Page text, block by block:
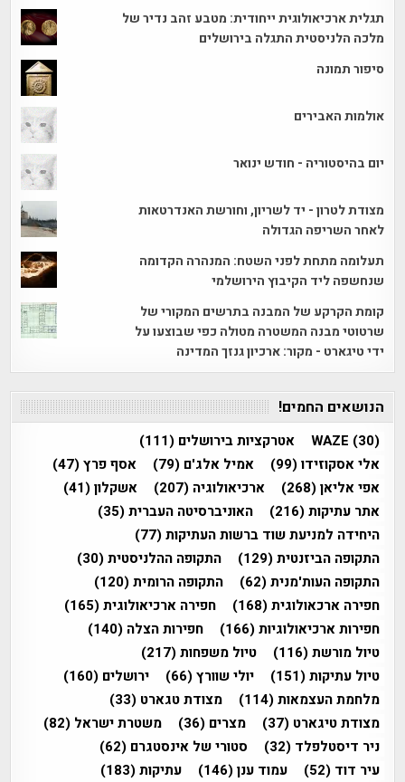
תגלית ארכיאולוגית ייחודית: מטבע זהב נדיר של
מלכה הלניסטית התגלה בירושלים
סיפור תמונה
אולמות האבירים
יום בהיסטוריה - חודש ינואר
מצודת לטרון - יד לשריון, וחורשת האנדרטאות
לאחר השריפה הגדולה
תעלומה מתחת לפני השטח: המנהרה הקדומה
שנחשפה ליד הקיבוץ הירושלמי
קומת הקרקע של המבנה בתרשים המקורי של
שרטוטי מבנה המשטרה מטולה כפי שבוצעו על
ידי טיגארט - מקור: ארכיון גנזך המדינה
הנושאים החמים!
WAZE (30) אטרקציות בירושלים (111)
אלי אסקוזידו(99) אמיל אלג'ם (79) אסף פרץ(47)
אפי אליאן(268) ארכיאולוגיה (207) אשקלון(41)
אתר עתיקות(216) האוניברסיטה העברית(35)
היחידה למניעת שוד ברשות העתיקות(77)
התקופה הביזנטית(129) התקופה ההלניסטית(30)
התקופה העות'מנית(62) התקופה הרומית(120)
חפירה ארכאולוגית(168) חפירה ארכיאולוגית(165)
חפירות ארכיאולוגיות(166) חפירות הצלה (140)
טיול מורשת(116) טיול משפחות(217)
טיול עתיקות(151) יולי שוורץ(66) ירושלים (160)
מלחמת העצמאות(114) מצודת טגארט (33)
מצודת טיגארט (37) מצרים (36) משטרת ישראל (82)
ניר דיסטלפלד (32) סטורי של אינסטגרם (62)
עיר דוד (52) עמוד ענן(146) עתיקות(183)